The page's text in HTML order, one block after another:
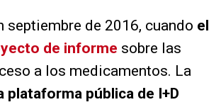
septiembre de 2016, cuando el
de informe sobre las
a los medicamentos. La
plataforma pública de I+D